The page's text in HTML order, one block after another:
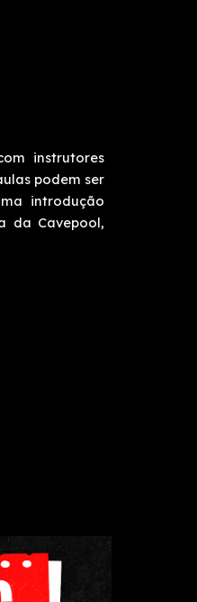
instrutores
podem ser
introdução
da Cavepool,